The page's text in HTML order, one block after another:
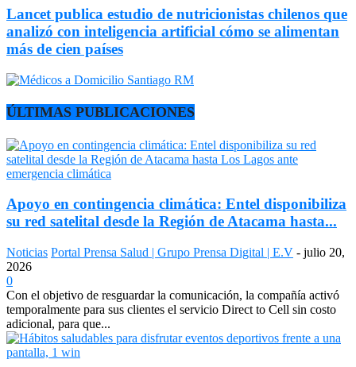
Lancet publica estudio de nutricionistas chilenos que
analizó con inteligencia artificial cómo se alimentan
más de cien países
ÚLTIMAS PUBLICACIONES
Apoyo en contingencia climática: Entel disponibiliza
su red satelital desde la Región de Atacama hasta...
Noticias Portal Prensa Salud | Grupo Prensa Digital | E.V - julio 20,
2026
0
Con el objetivo de resguardar la comunicación, la compañía activó
temporalmente para sus clientes el servicio Direct to Cell sin costo
adicional, para que...